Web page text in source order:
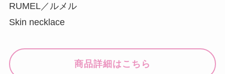
RUMEL／ルメル
Skin necklace
商品詳細はこちら